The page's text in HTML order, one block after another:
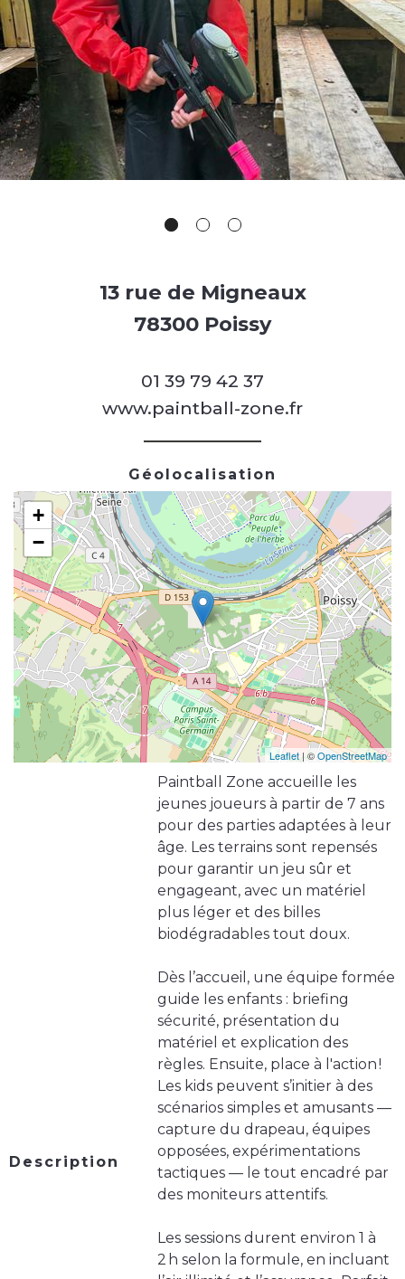
13 rue de Migneaux
78300 Poissy
01 39 79 42 37
www.paintball-zone.fr
Géolocalisation
+
−
Leaflet| ©OpenStreetMap
Description
Paintball Zone accueille les
jeunes joueurs à partir de 7 ans
pour des parties adaptées à leur
âge. Les terrains sont repensés
pour garantir un jeu sûr et
engageant, avec un matériel
plus léger et des billes
biodégradables tout doux.
Dès l’accueil, une équipe formée
guide les enfants : briefing
sécurité, présentation du
matériel et explication des
règles. Ensuite, place à l'action !
Les kids peuvent s’initier à des
scénarios simples et amusants —
capture du drapeau, équipes
opposées, expérimentations
tactiques — le tout encadré par
des moniteurs attentifs.
Les sessions durent environ 1 à
2 h selon la formule, en incluant